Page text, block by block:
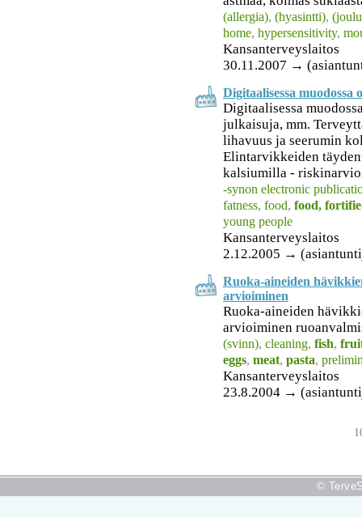
(allergia), (hyasintti),
home, hypersensitivity,
Kansanterveyslaitos
30.11.2007 →
Digitaalisessa muodossa
Digitaalisessa
julkaisuja, mm.
lihavuus ja seerumin
Elintarvikkeiden
kalsiumilla -
-synon electronic
fatness, food, food,
young people
Kansanterveyslaitos
2.12.2005 →
Ruoka-aineiden
arvioiminen
Ruoka-aineiden
arvioiminen
(svinn), cleaning, fish,
eggs, meat, pasta,
Kansanterveyslaitos
23.8.2004 →
©